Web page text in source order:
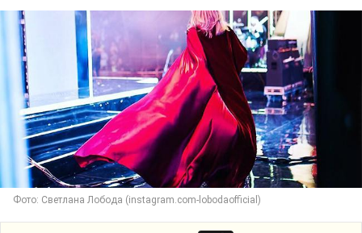
Фото: Светлана Лобода (instagram.com-lobodaofficial)